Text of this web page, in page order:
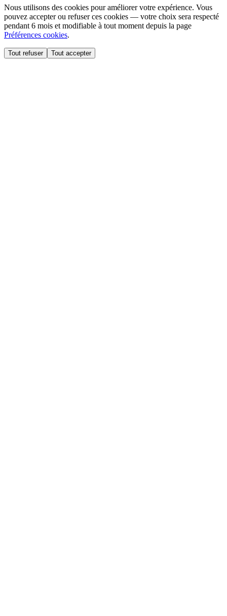
Nous utilisons des cookies pour améliorer votre expérience. Vous
pouvez accepter ou refuser ces cookies — votre choix sera respecté
pendant 6 mois et modifiable à tout moment depuis la page
Préférences cookies.
Tout refuser Tout accepter